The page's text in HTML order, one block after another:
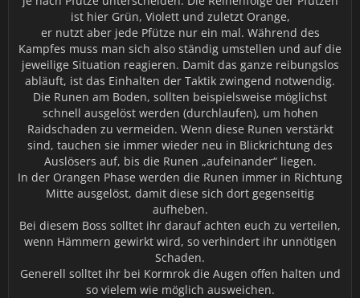
ist hier Grün, Violett und zuletzt Orange,
er nutzt aber jede Pfütze nur ein mal. Während des
Kampfes muss man sich also ständig umstellen und auf die
jeweilige Situation reagieren. Damit das ganze reibungslos
abläuft, ist das Einhalten der Taktik zwingend notwendig.
Die Runen am Boden, sollten beispielsweise möglichst
schnell ausgelöst werden (durchlaufen), um hohen
Raidschaden zu vermeiden. Wenn diese Runen verstärkt
sind, tauchen sie immer wieder neu in Blickrichtung des
Auslösers auf, bis die Runen „aufeinander“ liegen.
In der Orangen Phase werden die Runen immer in Richtung
Mitte ausgelöst, damit diese sich dort gegenseitig
aufheben.
Bei diesem Boss solltet ihr darauf achten euch zu verteilen,
wenn Hämmern gewirkt wird, so verhindert ihr unnötigen
Schaden.
Generell solltet ihr bei Kormrok die Augen offen halten und
so vielem wie möglich ausweichen.